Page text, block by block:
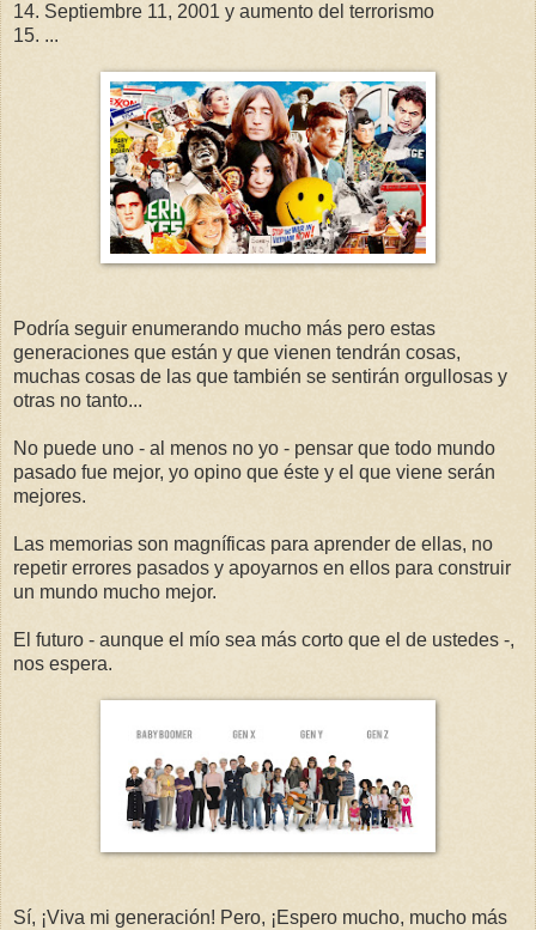
14. Septiembre 11, 2001 y aumento del terrorismo
15. ...
Podría seguir enumerando mucho más pero estas
generaciones que están y que vienen tendrán cosas,
muchas cosas de las que también se sentirán orgullosas y
otras no tanto...
No puede uno - al menos no yo - pensar que todo mundo
pasado fue mejor, yo opino que éste y el que viene serán
mejores.
Las memorias son magníficas para aprender de ellas, no
repetir errores pasados y apoyarnos en ellos para construir
un mundo mucho mejor.
El futuro - aunque el mío sea más corto que el de ustedes -,
nos espera.
Sí, ¡Viva mi generación! Pero, ¡Espero mucho, mucho más